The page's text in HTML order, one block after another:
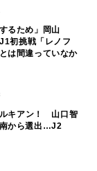
るため」岡山
初挑戦「レノフ
は間違っていなか
キアン！ 山口智
から選出…J2